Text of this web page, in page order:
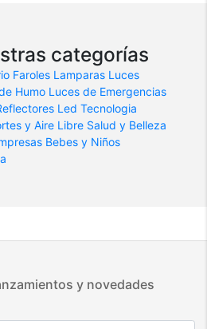
categorías
Faroles Lamparas Luces
Humo Luces de Emergencias
Led Tecnologia
y Aire Libre Salud y Belleza
Bebes y Niños
y novedades